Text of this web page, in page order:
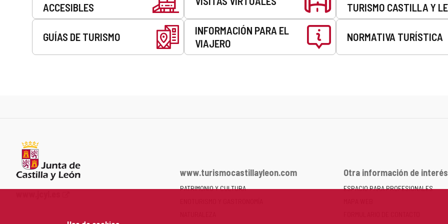
ACCESIBLES
TURISMO CASTILLA Y
GUÍAS DE TURISMO
INFORMACIÓN PARA EL
VIAJERO
NORMATIVA TURÍSTICA
www.turismocastillayleon.com
PATRIMONIO Y CULTURA
Otra información de interés
ESPACIO PARA PROFESIONALES